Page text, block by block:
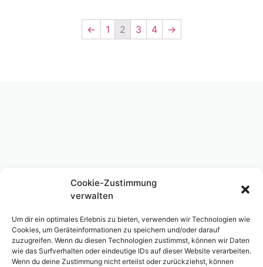
Cookie-Zustimmung
verwalten
Um dir ein optimales Erlebnis zu bieten, verwenden wir Technologien wie
Cookies, um Geräteinformationen zu speichern und/oder darauf
zuzugreifen. Wenn du diesen Technologien zustimmst, können wir Daten
wie das Surfverhalten oder eindeutige IDs auf dieser Website verarbeiten.
Wenn du deine Zustimmung nicht erteilst oder zurückziehst, können
← 1 2 3 4 →